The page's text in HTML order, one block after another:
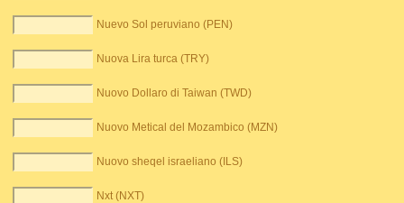
Nuevo Sol peruviano (PEN)
Nuova Lira turca (TRY)
Nuovo Dollaro di Taiwan (TWD)
Nuovo Metical del Mozambico (MZN)
Nuovo sheqel israeliano (ILS)
Nxt (NXT)